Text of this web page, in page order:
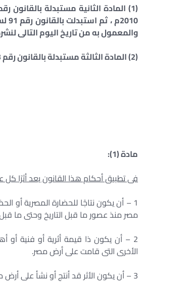
والمعمول به من تاريخ اليوم التالى
(2) المادة الثالثة مستبدلة بالقانون رقم 3 لسنة 2010م.
مادة (1):
فى تطبيق أحكام هذا القانون يعد أثرًا كل
1 – أن يكون نتاجًا للحضارة المصرية أو
مصر منذ عصور ما قبل التاريخ وحتى ما
2 – أن يكون ذا قيمة أثرية أو فنية أو
الأخرى التى قامت على أرض مصر.
3 – أن يكون الأثر قد أنتج أو نشأ على أرض مصر أو له صلة تاريخية بها.